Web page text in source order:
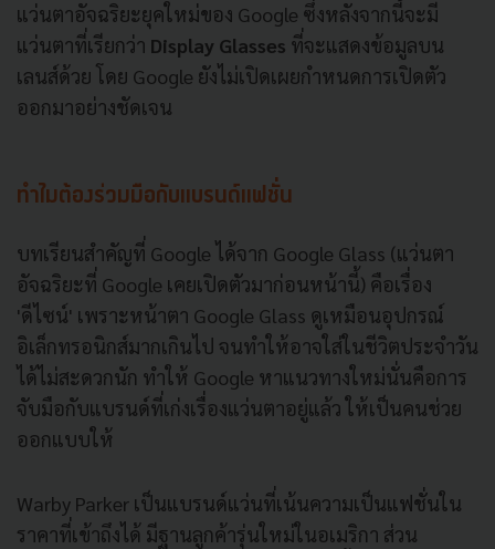
แว่นตาอัจฉริยะยุคใหม่ของ Google ซึ่งหลังจากนี้จะมี
แว่นตาที่เรียกว่า Display Glasses ที่จะแสดงข้อมูลบน
เลนส์ด้วย โดย Google ยังไม่เปิดเผยกำหนดการเปิดตัว
ออกมาอย่างชัดเจน
ทำไมต้องร่วมมือกับแบรนด์แฟชั่น
บทเรียนสำคัญที่ Google ได้จาก Google Glass (แว่นตา
อัจฉริยะที่ Google เคยเปิดตัวมาก่อนหน้านี้) คือเรื่อง
'ดีไซน์' เพราะหน้าตา Google Glass ดูเหมือนอุปกรณ์
อิเล็กทรอนิกส์มากเกินไป จนทำให้อาจใส่ในชีวิตประจำวัน
ได้ไม่สะดวกนัก ทำให้ Google หาแนวทางใหม่นั่นคือการ
จับมือกับแบรนด์ที่เก่งเรื่องแว่นตาอยู่แล้ว ให้เป็นคนช่วย
ออกแบบให้
Warby Parker เป็นแบรนด์แว่นที่เน้นความเป็นแฟชั่นใน
ราคาที่เข้าถึงได้ มีฐานลูกค้ารุ่นใหม่ในอเมริกา ส่วน